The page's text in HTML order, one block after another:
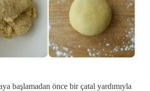
başlamadan önce bir çatal yardımıyla